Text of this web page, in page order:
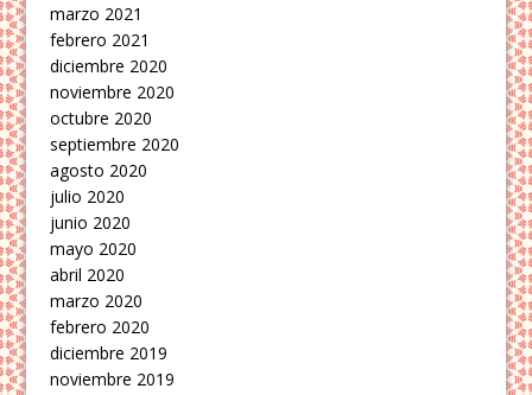
marzo 2021
febrero 2021
diciembre 2020
noviembre 2020
octubre 2020
septiembre 2020
agosto 2020
julio 2020
junio 2020
mayo 2020
abril 2020
marzo 2020
febrero 2020
diciembre 2019
noviembre 2019